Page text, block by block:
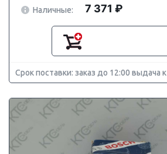
Наличные:
7 371 ₽
Срок поставки: заказ до 12:00 выдача